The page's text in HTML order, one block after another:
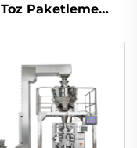
Toz Paketleme